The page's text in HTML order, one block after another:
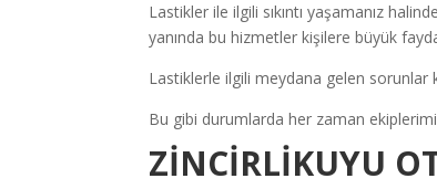
Lastikler ile ilgili sıkıntı yaşamanız halinde
yanında bu hizmetler kişilere büyük
Lastiklerle ilgili meydana gelen sorunlar
Bu gibi durumlarda her zaman
ZİNCİRLİKUYU